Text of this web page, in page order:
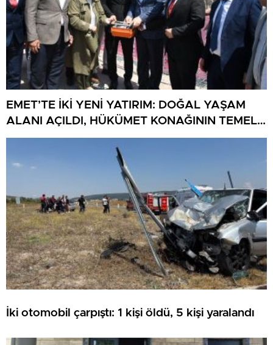
EMET’TE İKİ YENİ YATIRIM: DOĞAL YAŞAM
ALANI AÇILDI, HÜKÜMET KONAĞININ TEMELİ
ATILDI
İki otomobil çarpıştı: 1 kişi öldü, 5 kişi yaralandı